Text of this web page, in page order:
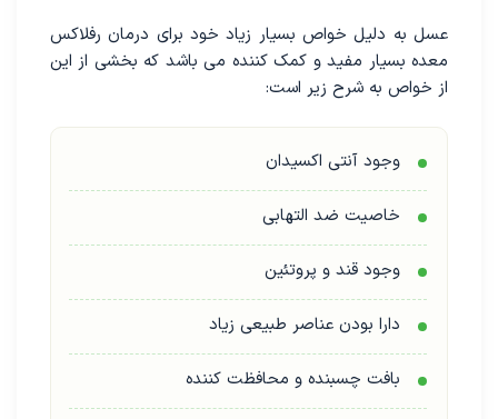
عسل به دلیل خواص بسیار زیاد خود برای درمان رفلاکس
معده بسیار مفید و کمک کننده می باشد که بخشی از این
از خواص به شرح زیر است:
وجود آنتی اکسیدان
خاصیت ضد التهابی
وجود قند و پروتئین
دارا بودن عناصر طبیعی زیاد
بافت چسبنده و محافظت کننده